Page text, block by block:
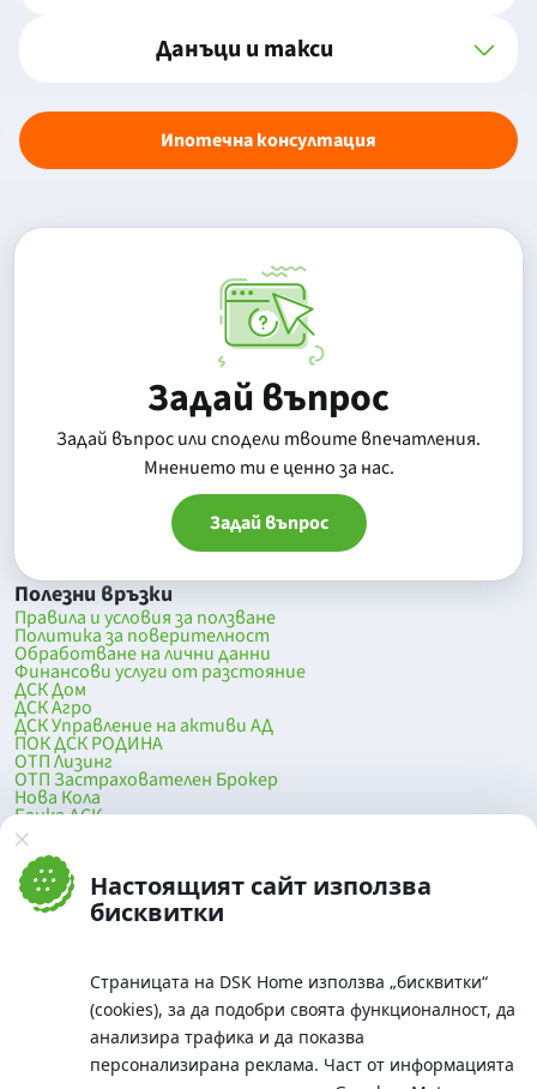
Настоящият сайт използва
бисквитки
Страницата на DSK Home използва „бисквитки“
(cookies), за да подобри своята функционалност, да
анализира трафика и да показва
персонализирана реклама. Част от информацията
Данъци и такси
Ипотечна консултация
Задай въпрос
Задай въпрос или сподели твоите впечатления.
Mнението ти е ценно за нас.
Задай въпрос
Полезни връзки
Правила и условия за ползване
Политика за поверителност
Обработване на лични данни
Финансови услуги от разстояние
ДСК Дом
ДСК Агро
ДСК Управление на активи АД
ПОК ДСК РОДИНА
ОТП Лизинг
ОТП Застрахователен Брокер
Нова Кола
Банка ДСК
DSK Mobile
Оферти за продажба от Банка ДСК
Клонова мрежа и банкомати
До началото на страницата